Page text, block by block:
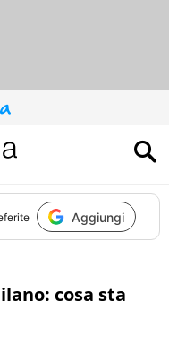
Aggiungi
cosa sta